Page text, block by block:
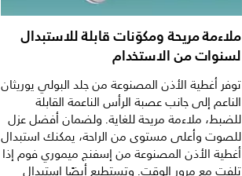
ملاءمة مريحة ومكوّنات قابلة للاستبدال
لسنوات من الاستخدام
توفر أغطية الأذن المصنوعة من جلد البولي يوريثان
الناعم إلى جانب عصبة الرأس الناعمة القابلة
للضبط، ملاءمة مريحة للغاية. ولضمان أفضل عزل
للصوت وأعلى مستوى من الراحة، يمكنك استبدال
أغطية الأذن المصنوعة من إسفنج ميموري فوم إذا
تلفت مع مرور الوقت. وتستطيع أيضًا استبدال